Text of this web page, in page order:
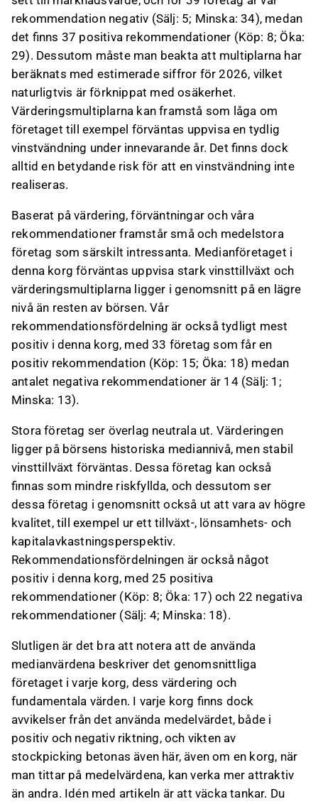
rekommendation negativ (Sälj: 5; Minska: 34), medan
det finns 37 positiva rekommendationer (Köp: 8; Öka:
29). Dessutom måste man beakta att multiplarna har
beräknats med estimerade siffror för 2026, vilket
naturligtvis är förknippat med osäkerhet.
Värderingsmultiplarna kan framstå som låga om
företaget till exempel förväntas uppvisa en tydlig
vinstvändning under innevarande år. Det finns dock
alltid en betydande risk för att en vinstvändning inte
realiseras.
Baserat på värdering, förväntningar och våra
rekommendationer framstår små och medelstora
företag som särskilt intressanta. Medianföretaget i
denna korg förväntas uppvisa stark vinsttillväxt och
värderingsmultiplarna ligger i genomsnitt på en lägre
nivå än resten av börsen. Vår
rekommendationsfördelning är också tydligt mest
positiv i denna korg, med 33 företag som får en
positiv rekommendation (Köp: 15; Öka: 18) medan
antalet negativa rekommendationer är 14 (Sälj: 1;
Minska: 13).
Stora företag ser överlag neutrala ut. Värderingen
ligger på börsens historiska mediannivå, men stabil
vinsttillväxt förväntas. Dessa företag kan också
finnas som mindre riskfyllda, och dessutom ser
dessa företag i genomsnitt också ut att vara av högre
kvalitet, till exempel ur ett tillväxt-, lönsamhets- och
kapitalavkastningsperspektiv.
Rekommendationsfördelningen är också något
positiv i denna korg, med 25 positiva
rekommendationer (Köp: 8; Öka: 17) och 22 negativa
rekommendationer (Sälj: 4; Minska: 18).
Slutligen är det bra att notera att de använda
medianvärdena beskriver det genomsnittliga
företaget i varje korg, dess värdering och
fundamentala värden. I varje korg finns dock
avvikelser från det använda medelvärdet, både i
positiv och negativ riktning, och vikten av
stockpicking betonas även här, även om en korg, när
man tittar på medelvärdena, kan verka mer attraktiv
än andra. Idén med artikeln är att väcka tankar. Du